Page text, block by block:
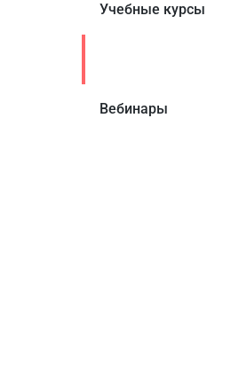
Учебные курсы
Вебинары